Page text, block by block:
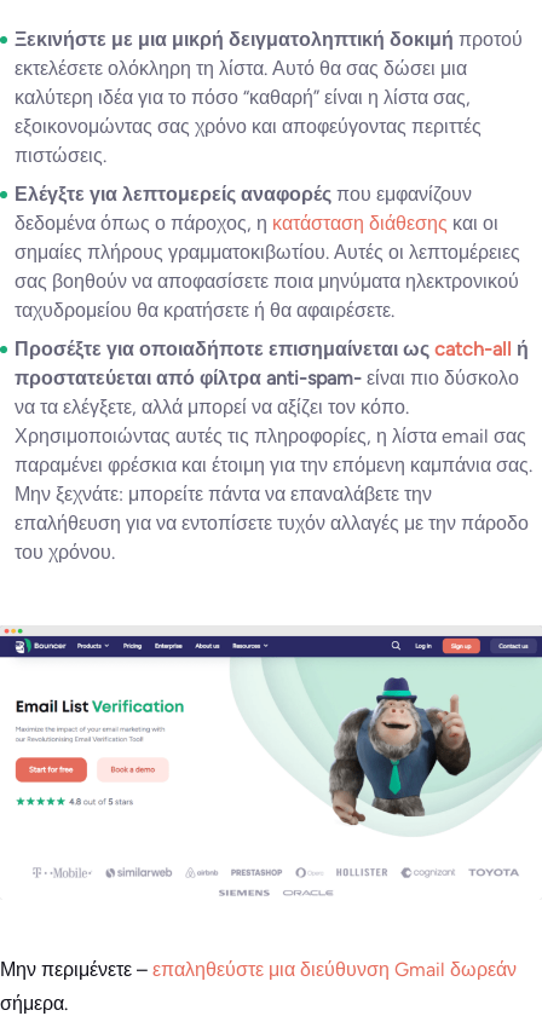
Ξεκινήστε με μια μικρή δειγματοληπτική δοκιμή προτού
εκτελέσετε ολόκληρη τη λίστα. Αυτό θα σας δώσει μια
καλύτερη ιδέα για το πόσο “καθαρή” είναι η λίστα σας,
εξοικονομώντας σας χρόνο και αποφεύγοντας περιττές
πιστώσεις.
Ελέγξτε για λεπτομερείς αναφορές που εμφανίζουν
δεδομένα όπως ο πάροχος, η κατάσταση διάθεσης και οι
σημαίες πλήρους γραμματοκιβωτίου. Αυτές οι λεπτομέρειες
σας βοηθούν να αποφασίσετε ποια μηνύματα ηλεκτρονικού
ταχυδρομείου θα κρατήσετε ή θα αφαιρέσετε.
Προσέξτε για οποιαδήποτε επισημαίνεται ως catch-all ή
προστατεύεται από φίλτρα anti-spam- είναι πιο δύσκολο
να τα ελέγξετε, αλλά μπορεί να αξίζει τον κόπο.
Χρησιμοποιώντας αυτές τις πληροφορίες, η λίστα email σας
παραμένει φρέσκια και έτοιμη για την επόμενη καμπάνια σας.
Μην ξεχνάτε: μπορείτε πάντα να επαναλάβετε την
επαλήθευση για να εντοπίσετε τυχόν αλλαγές με την πάροδο
του χρόνου.
Μην περιμένετε – επαληθεύστε μια διεύθυνση Gmail δωρεάν
σήμερα.